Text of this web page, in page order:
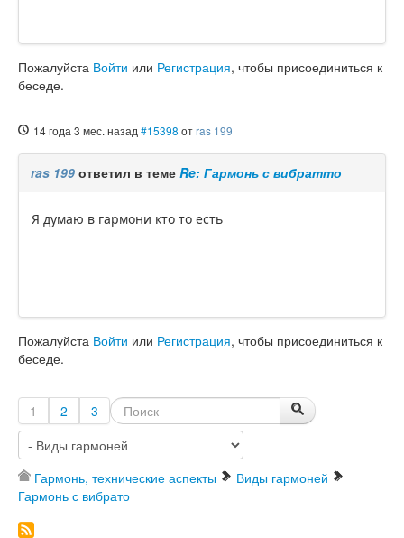
Пожалуйста Войти или Регистрация, чтобы присоединиться к
беседе.
14 года 3 мес. назад #15398 отras 199
ras 199 ответил в теме Re: Гармонь с вибратто
Я думаю в гармони кто то есть
Пожалуйста Войти или Регистрация, чтобы присоединиться к
беседе.
1 2 3
Гармонь, технические аспекты
Виды гармоней
Гармонь с вибрато